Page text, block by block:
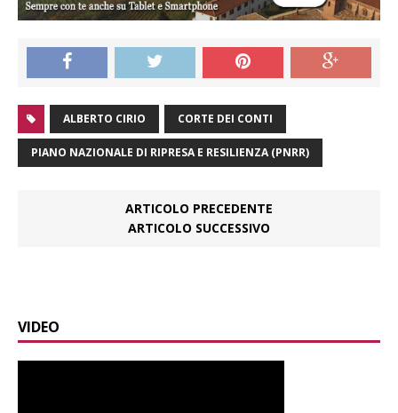
ALBERTO CIRIO CORTE DEI CONTI
PIANO NAZIONALE DI RIPRESA E RESILIENZA (PNRR)
ARTICOLO PRECEDENTE
ARTICOLO SUCCESSIVO
VIDEO